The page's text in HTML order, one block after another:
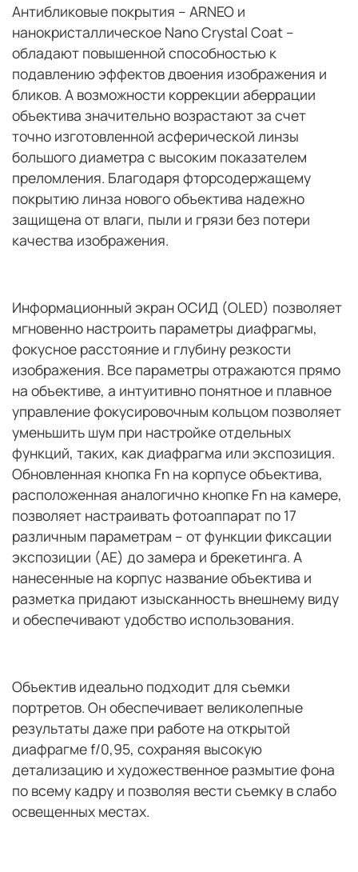
Антибликовые покрытия – ARNEO и
нанокристаллическое Nano Crystal Coat –
обладают повышенной способностью к
подавлению эффектов двоения изображения и
бликов. А возможности коррекции аберрации
объектива значительно возрастают за счет
точно изготовленной асферической линзы
большого диаметра с высоким показателем
преломления. Благодаря фторсодержащему
покрытию линза нового объектива надежно
защищена от влаги, пыли и грязи без потери
качества изображения.
Информационный экран ОСИД (OLED) позволяет
мгновенно настроить параметры диафрагмы,
фокусное расстояние и глубину резкости
изображения. Все параметры отражаются прямо
на объективе, а интуитивно понятное и плавное
управление фокусировочным кольцом позволяет
уменьшить шум при настройке отдельных
функций, таких, как диафрагма или экспозиция.
Обновленная кнопка Fn на корпусе объектива,
расположенная аналогично кнопке Fn на камере,
позволяет настраивать фотоаппарат по 17
различным параметрам – от функции фиксации
экспозиции (AE) до замера и брекетинга. А
нанесенные на корпус название объектива и
разметка придают изысканность внешнему виду
и обеспечивают удобство использования.
Объектив идеально подходит для съемки
портретов. Он обеспечивает великолепные
результаты даже при работе на открытой
диафрагме f/0,95, сохраняя высокую
детализацию и художественное размытие фона
по всему кадру и позволяя вести съемку в слабо
освещенных местах.